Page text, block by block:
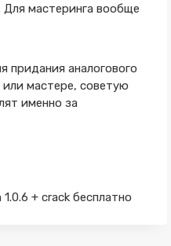
мастеринга вообще
придания аналогового
или мастере, советую
именно за
+ crack бесплатно